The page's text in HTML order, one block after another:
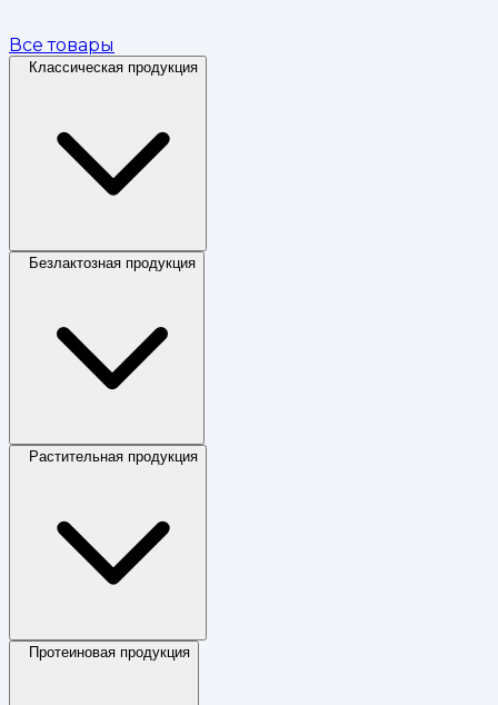
Все товары
Классическая продукция
Безлактозная продукция
Растительная продукция
Протеиновая продукция